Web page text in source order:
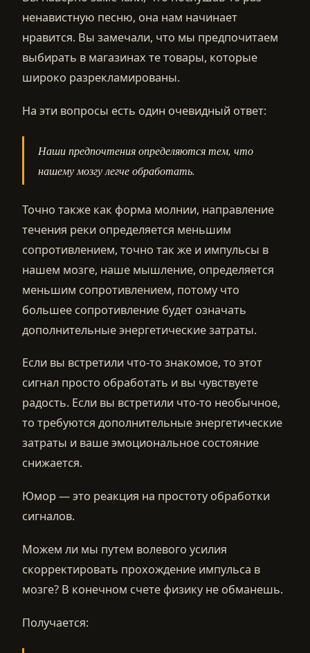
ненавистную песню, она нам начинает
нравится. Вы замечали, что мы предпочитаем
выбирать в магазинах те товары, которые
широко разрекламированы.
На эти вопросы есть один очевидный ответ:
Наши предпочтения определяются тем, что
нашему мозгу легче обработать.
Точно также как форма молнии, направление
течения реки определяется меньшим
сопротивлением, точно так же и импульсы в
нашем мозге, наше мышление, определяется
меньшим сопротивлением, потому что
большее сопротивление будет означать
дополнительные энергетические затраты.
Если вы встретили что-то знакомое, то этот
сигнал просто обработать и вы чувствуете
радость. Если вы встретили что-то необычное,
то требуются дополнительные энергетические
затраты и ваше эмоциональное состояние
снижается.
Юмор — это реакция на простоту обработки
сигналов.
Можем ли мы путем волевого усилия
скорректировать прохождение импульса в
мозге? В конечном счете физику не обманешь.
Получается: